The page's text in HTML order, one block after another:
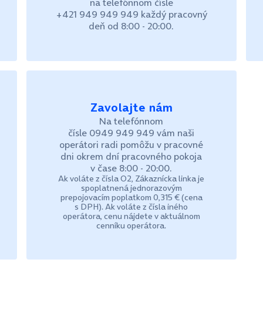
+421 949 949 949 každý pracovný
deň od 8:00 - 20:00.
Zavolajte nám
Na telefónnom
čísle 0949 949 949 vám naši
operátori radi pomôžu v pracovné
dni okrem dní pracovného pokoja
v čase 8:00 - 20:00.
Ak voláte z čísla O2, Zákaznícka linka je
spoplatnená jednorazovým
prepojovacím poplatkom 0,315 € (cena
s DPH). Ak voláte z čísla iného
operátora, cenu nájdete v aktuálnom
cenníku operátora.